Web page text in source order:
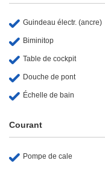
Guindeau électr. (ancre)
Biminitop
Table de cockpit
Douche de pont
Échelle de bain
Courant
Pompe de cale